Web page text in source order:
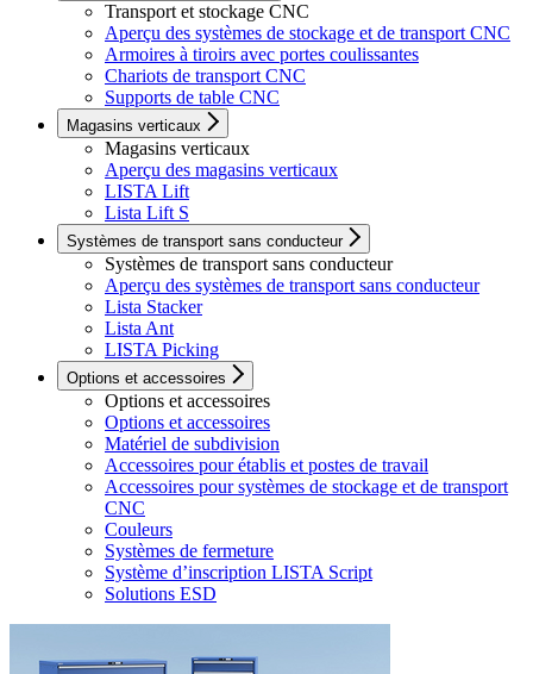
Transport et stockage CNC
Aperçu des systèmes de stockage et de transport CNC
Armoires à tiroirs avec portes coulissantes
Chariots de transport CNC
Supports de table CNC
Magasins verticaux
Magasins verticaux
Aperçu des magasins verticaux
LISTA Lift
Lista Lift S
Systèmes de transport sans conducteur
Systèmes de transport sans conducteur
Aperçu des systèmes de transport sans conducteur
Lista Stacker
Lista Ant
LISTA Picking
Options et accessoires
Options et accessoires
Options et accessoires
Matériel de subdivision
Accessoires pour établis et postes de travail
Accessoires pour systèmes de stockage et de transport
CNC
Couleurs
Systèmes de fermeture
Système d’inscription LISTA Script
Solutions ESD